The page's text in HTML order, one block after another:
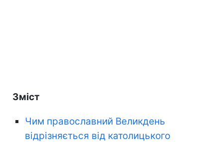
Зміст
Чим православний Великдень
відрізняється від католицького